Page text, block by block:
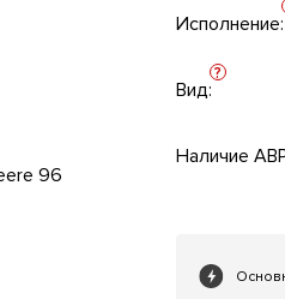
Исполнение:
Вид:
?
Наличие